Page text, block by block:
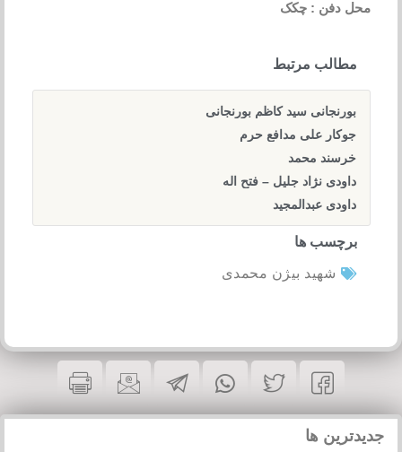
محل دفن : چکک
مطالب مرتبط
بورنجانی سید کاظم بورنجانی
جوکار علی مدافع حرم
خرسند محمد
داودی نژاد جلیل – فتح اله
داودی عبدالمجید
برچسب ها
شهید بیژن محمدی
جدیدترین ها